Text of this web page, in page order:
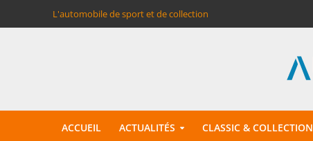
L'automobile de sport et de collection
ACCUEIL ACTUALITÉS CLASSIC & COLLECTION